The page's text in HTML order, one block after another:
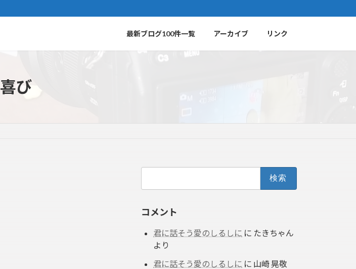
最新ブログ100件一覧 アーカイブ リンク
喜び
検
索:
コメント
君に話そう愛のしるしににたきちゃん
より
君に話そう愛のしるしにに山崎 晃敬